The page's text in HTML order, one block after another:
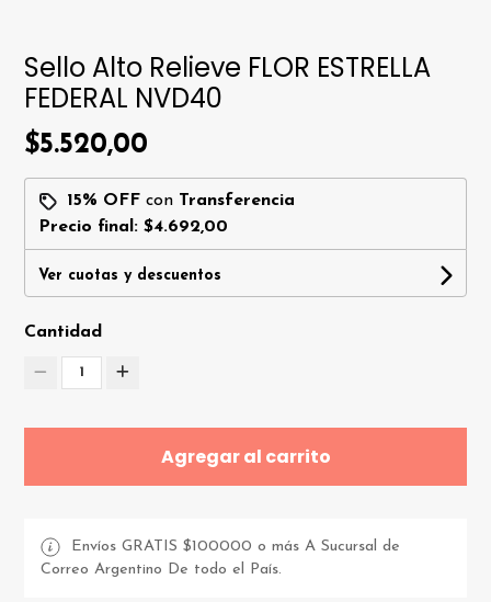
Sello Alto Relieve FLOR ESTRELLA
FEDERAL NVD40
$5.520,00
15% OFF con Transferencia
Precio final:$4.692,00
Ver cuotas y descuentos
Cantidad
1
Agregar al carrito
Envíos GRATIS $100000 o más A Sucursal de
Correo Argentino De todo el País.